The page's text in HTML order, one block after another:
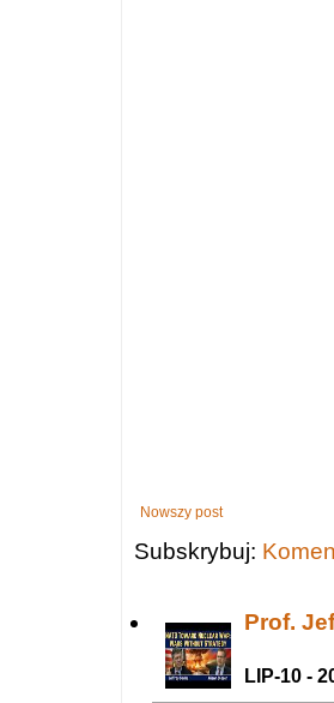
Nowszy post
Subskrybuj:
Prof.
LIP-10 -